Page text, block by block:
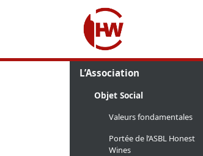
L’Association
Objet Social
Valeurs fondamentales
Portée de l’ASBL Honest
Wines